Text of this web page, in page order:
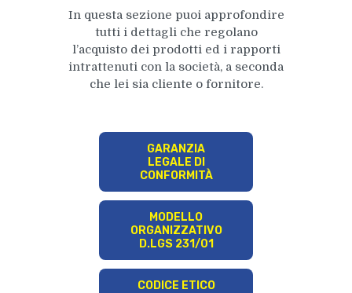
In questa sezione puoi approfondire
tutti i dettagli che regolano
l’acquisto dei prodotti ed i rapporti
intrattenuti con la società, a seconda
che lei sia cliente o fornitore.
GARANZIA
LEGALE DI
CONFORMITÀ
MODELLO
ORGANIZZATIVO
D.LGS 231/01
CODICE ETICO